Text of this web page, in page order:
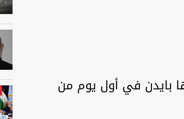
بايدن في أول يوم من